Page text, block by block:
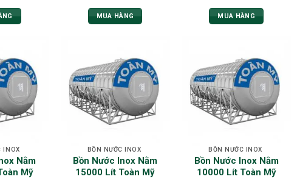
MUA HÀNG MUA HÀNG
INOX
Nằm
Mỹ
BỒN NƯỚC INOX
Bồn Nước Inox Nằm
15000 Lít Toàn Mỹ
BỒN NƯỚC INOX
Bồn Nước Inox Nằm
10000 Lít Toàn Mỹ